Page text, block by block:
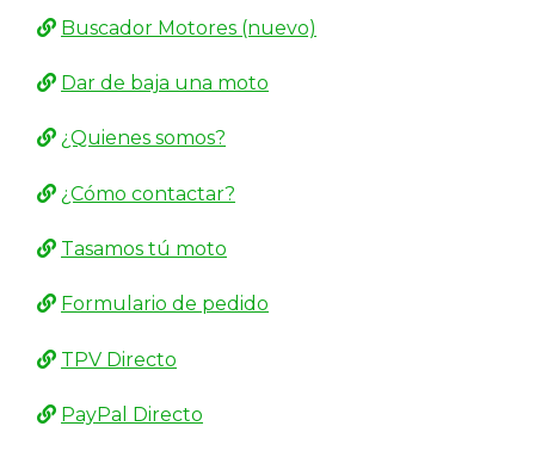
Contacto
Buscador Motores (nuevo)
Dar de baja una moto
¿Quienes somos?
¿Cómo contactar?
Tasamos tú moto
Formulario de pedido
TPV Directo
PayPal Directo